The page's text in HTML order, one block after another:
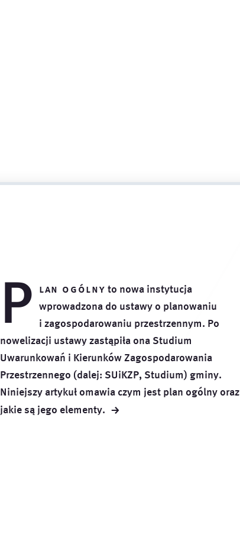
P lan ogólny to nowa instytucja
wprowadzona do ustawy o planowaniu
i zagospodarowaniu przestrzennym. Po
nowelizacji ustawy zastąpiła ona Studium
Uwarunkowań i Kierunków Zagospodarowania
Przestrzennego (dalej: SUiKZP, Studium) gminy.
Niniejszy artykuł omawia czym jest plan ogólny oraz
jakie są jego elementy. →